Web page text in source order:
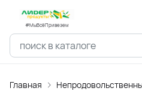
#МыВсёПривезем
Главная